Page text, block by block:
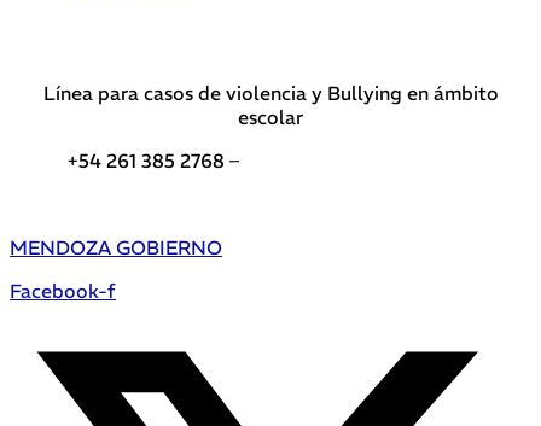
Línea para casos de violencia y Bullying en ámbito
escolar
+54 261 385 2768 –
MENDOZA GOBIERNO
Facebook-f